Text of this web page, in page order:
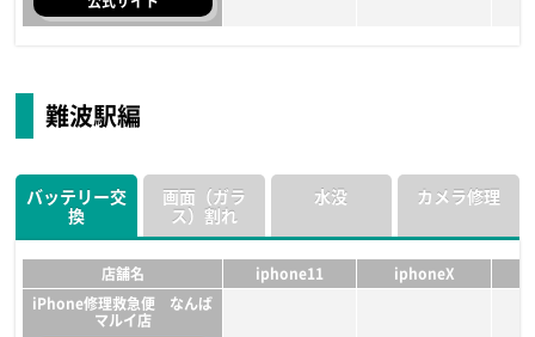
スマホスピタル大阪梅田店
電話予約
iCracked Store 梅田ロフト
公式サイト
17,380円～ 17,380円～
スマホスピタル大阪梅田店
電話予約
iCracked Store 梅田ロフト
公式サイト
10,780円～ 10,780円～
スマホスピタル大阪梅田店
電話予約
iCracked Store 梅田ロフト
公式サイト
14,080円 14,080円
難波駅編
バッテリー交
換
店舗名 iphone11 iphoneX
iPhone修理救急便 なんば
マルイ店
画面（ガラ
ス）割れ
水没 カメラ修理